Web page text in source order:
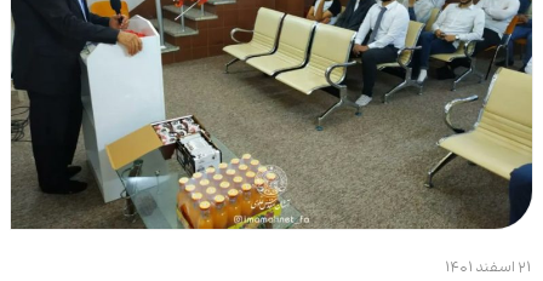
۲۱ اسفند ۱۴۰۱